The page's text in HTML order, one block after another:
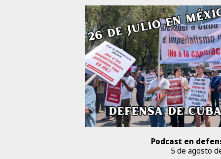
Podcast en
5 de agosto